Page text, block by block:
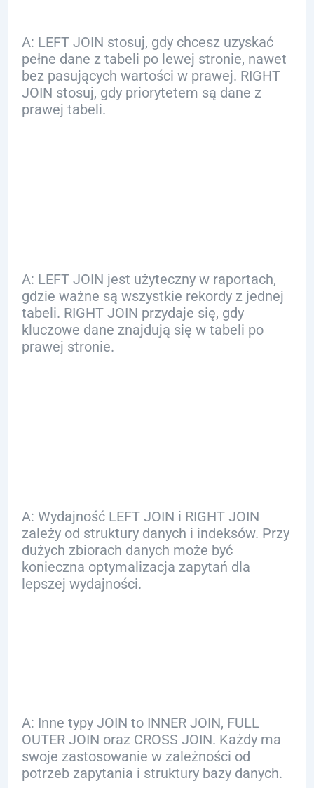
A: LEFT JOIN stosuj, gdy chcesz uzyskać
pełne dane z tabeli po lewej stronie, nawet
bez pasujących wartości w prawej. RIGHT
JOIN stosuj, gdy priorytetem są dane z
prawej tabeli.
A: LEFT JOIN jest użyteczny w raportach,
gdzie ważne są wszystkie rekordy z jednej
tabeli. RIGHT JOIN przydaje się, gdy
kluczowe dane znajdują się w tabeli po
prawej stronie.
A: Wydajność LEFT JOIN i RIGHT JOIN
zależy od struktury danych i indeksów. Przy
dużych zbiorach danych może być
konieczna optymalizacja zapytań dla
lepszej wydajności.
A: Inne typy JOIN to INNER JOIN, FULL
OUTER JOIN oraz CROSS JOIN. Każdy ma
swoje zastosowanie w zależności od
potrzeb zapytania i struktury bazy danych.